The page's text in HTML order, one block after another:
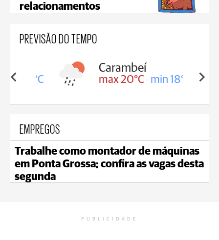
relacionamentos
PREVISÃO DO TEMPO
18°C
Carambeí
max 20°C min 18°C
EMPREGOS
Trabalhe como montador de máquinas
em Ponta Grossa; confira as vagas desta
segunda
PUBLICIDADE